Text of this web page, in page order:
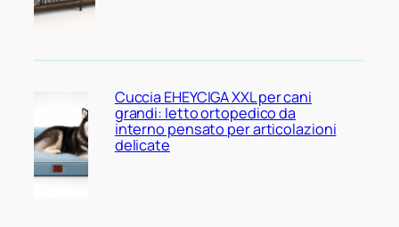
Cuccia EHEYCIGA XXL per cani
grandi: letto ortopedico da
interno pensato per articolazioni
delicate